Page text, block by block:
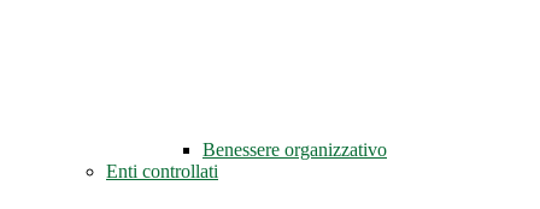
Benessere organizzativo
Enti controllati